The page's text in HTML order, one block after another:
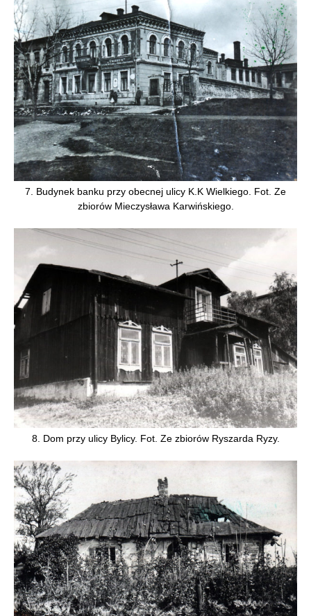
7. Budynek banku przy obecnej ulicy K.K Wielkiego. Fot. Ze
zbiorów Mieczysława Karwińskiego.
8. Dom przy ulicy Bylicy. Fot. Ze zbiorów Ryszarda Ryzy.